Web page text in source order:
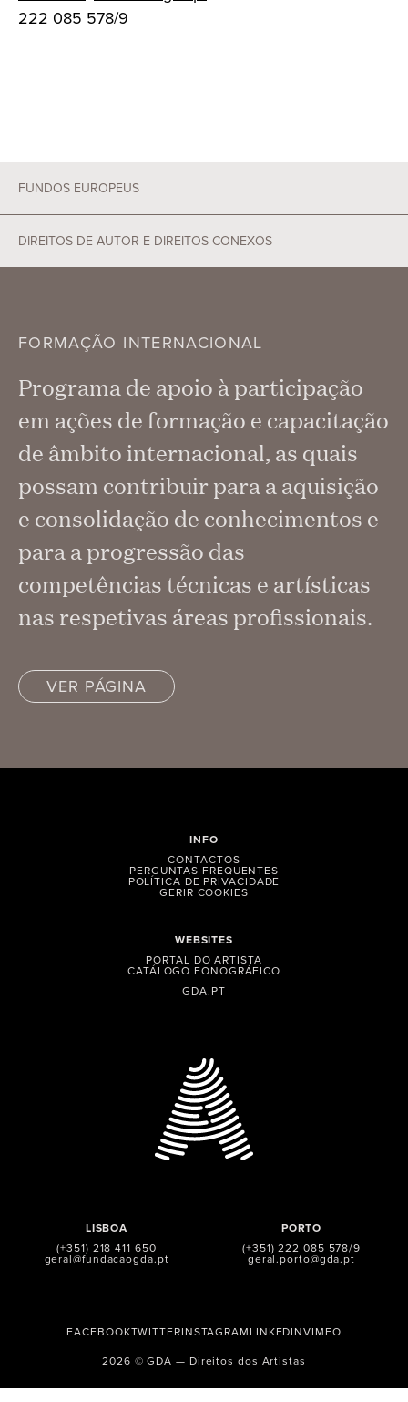
222 085 578/9
FUNDOS EUROPEUS
DIREITOS DE AUTOR E DIREITOS CONEXOS
FORMAÇÃO INTERNACIONAL
Programa de apoio à participação
em ações de formação e capacitação
de âmbito internacional, as quais
possam contribuir para a aquisição
e consolidação de conhecimentos e
para a progressão das
competências técnicas e artísticas
nas respetivas áreas profissionais.
VER PÁGINA
LISBOA
(+351) 218 411 650
geral@fundacaogda.pt
PORTO
(+351) 222 085 578/9
geral.porto@gda.pt
WEBSITES
PORTAL DO ARTISTA
CATÁLOGO FONOGRÁFICO
GDA.PT
INFO
CONTACTOS
PERGUNTAS FREQUENTES
POLÍTICA DE PRIVACIDADE
GERIR COOKIES
2026 © GDA — Direitos dos Artistas
FACEBOOKTWITTERINSTAGRAMLINKEDINVIMEO